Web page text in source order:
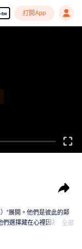
tw 打開App
”展開。他們是彼此的鄰
們選擇藏在心裡因為不確
全部